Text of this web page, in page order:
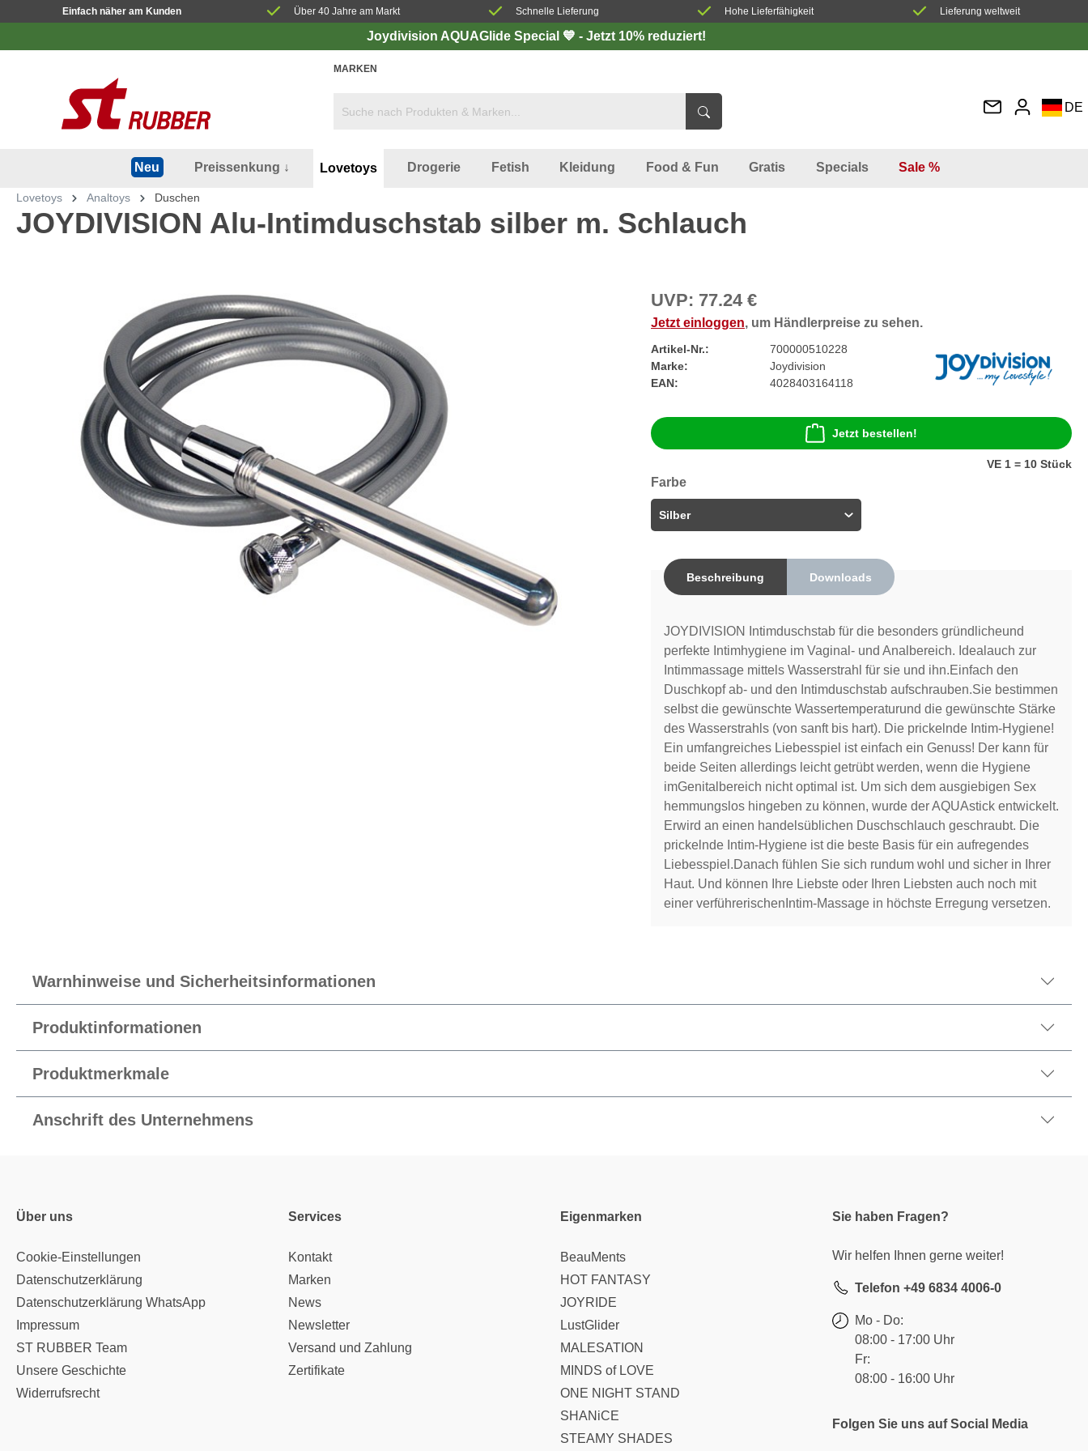
Einfach näher am Kunden Über 40 Jahre am Markt Schnelle Lieferung Hohe Lieferfähigkeit Lieferung weltweit
Joydivision AQUAGlide Special 💙 - Jetzt 10% reduziert!
MARKEN
DE
Neu Preissenkung ↓ Lovetoys Drogerie Fetish Kleidung Food & Fun Gratis Specials Sale %
Lovetoys Analtoys Duschen
JOYDIVISION Alu-Intimduschstab silber m. Schlauch
UVP: 77.24 €
Jetzt einloggen, um Händlerpreise zu sehen.
Artikel-Nr.:
700000510228
Marke:
Joydivision
EAN:
4028403164118
Jetzt bestellen!
VE 1 = 10 Stück
Farbe
Beschreibung Downloads
JOYDIVISION Intimduschstab für die besonders gründlicheund
perfekte Intimhygiene im Vaginal- und Analbereich. Idealauch zur
Intimmassage mittels Wasserstrahl für sie und ihn.Einfach den
Duschkopf ab- und den Intimduschstab aufschrauben.Sie bestimmen
selbst die gewünschte Wassertemperaturund die gewünschte Stärke
des Wasserstrahls (von sanft bis hart). Die prickelnde Intim-Hygiene!
Ein umfangreiches Liebesspiel ist einfach ein Genuss! Der kann für
beide Seiten allerdings leicht getrübt werden, wenn die Hygiene
imGenitalbereich nicht optimal ist. Um sich dem ausgiebigen Sex
hemmungslos hingeben zu können, wurde der AQUAstick entwickelt.
Erwird an einen handelsüblichen Duschschlauch geschraubt. Die
prickelnde Intim-Hygiene ist die beste Basis für ein aufregendes
Liebesspiel.Danach fühlen Sie sich rundum wohl und sicher in Ihrer
Haut. Und können Ihre Liebste oder Ihren Liebsten auch noch mit
einer verführerischenIntim-Massage in höchste Erregung versetzen.
Warnhinweise und Sicherheitsinformationen
Produktinformationen
Produktmerkmale
Anschrift des Unternehmens
Über uns
Cookie-Einstellungen
Datenschutzerklärung
Datenschutzerklärung WhatsApp
Impressum
ST RUBBER Team
Unsere Geschichte
Widerrufsrecht
Services
Kontakt
Marken
News
Newsletter
Versand und Zahlung
Zertifikate
Eigenmarken
BeauMents
HOT FANTASY
JOYRIDE
LustGlider
MALESATION
MINDS of LOVE
ONE NIGHT STAND
SHANiCE
STEAMY SHADES
Sie haben Fragen?
Wir helfen Ihnen gerne weiter!
Telefon +49 6834 4006-0
Mo - Do:
08:00 - 17:00 Uhr
Fr:
08:00 - 16:00 Uhr
Folgen Sie uns auf Social Media